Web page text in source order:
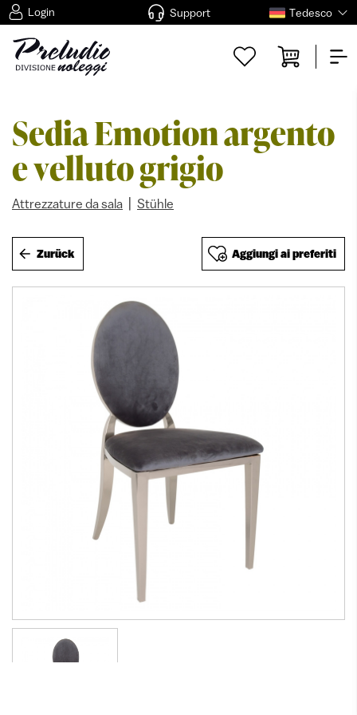
Login Support Tedesco
Sedia Emotion argento
e velluto grigio
Attrezzature da sala Stühle
Zurück Aggiungi ai preferiti